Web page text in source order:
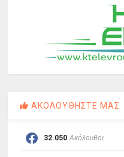
ΑΚΟΛΟΥΘΗΣΤΕ ΜΑΣ
32.050 Ακόλουθοι